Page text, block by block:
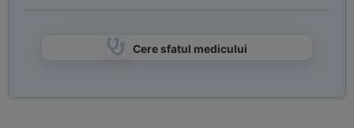
Cere sfatul medicului